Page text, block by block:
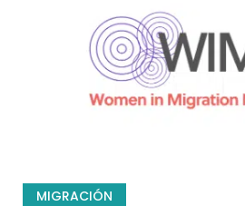
MIGRACIÓN